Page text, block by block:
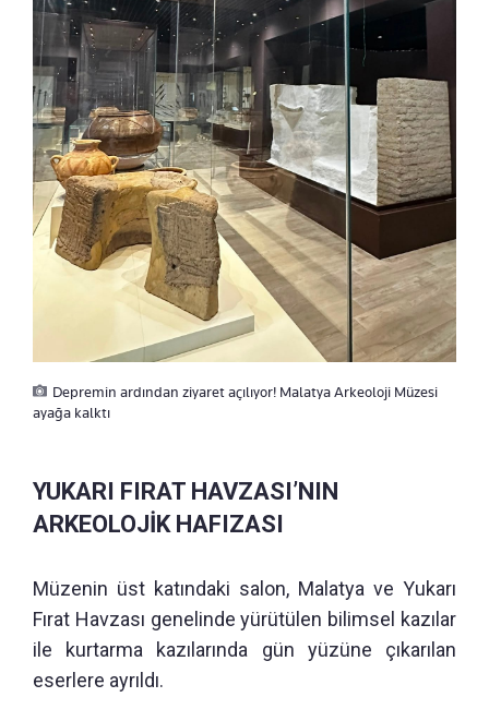
Depremin ardından ziyaret açılıyor! Malatya Arkeoloji Müzesi
ayağa kalktı
YUKARI FIRAT HAVZASI’NIN
ARKEOLOJİK HAFIZASI
Müzenin üst katındaki salon, Malatya ve Yukarı
Fırat Havzası genelinde yürütülen bilimsel kazılar
ile kurtarma kazılarında gün yüzüne çıkarılan
eserlere ayrıldı.